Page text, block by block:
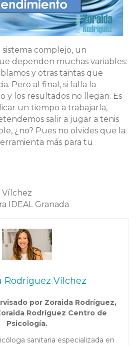
complejo, un
dependen muchas variables:
y otras tantas que
Pero al final, si falla la
y los resultados no llegan. Es
un tiempo a trabajarla,
salir a jugar a tenis
¿no? Pues no olvides que la
más para tu
Vílchez
IDEAL Granada
Rodríguez Vílchez
por Zoraida Rodríguez,
Rodríguez Centro de
Psicología.
sanitaria especializada en